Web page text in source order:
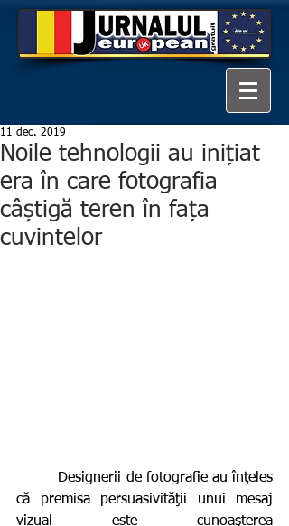
Noile tehnologii au inițiat
era în care fotografia
câștigă teren în fața
cuvintelor
11 dec. 2019
că premisa persuasivităţii unui mesaj
vizual este cunoaşterea